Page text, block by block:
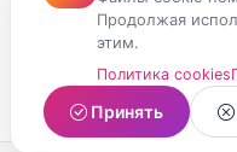
Продолжая
этим.
Политика cookies
Принять